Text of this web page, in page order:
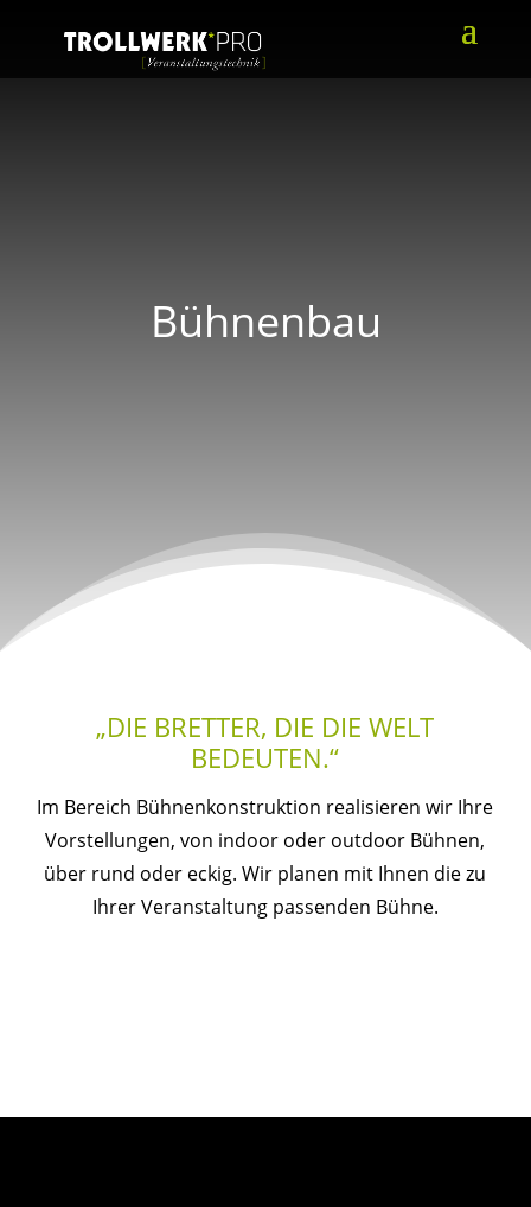
Bühnenbau
„DIE BRETTER, DIE DIE WELT
BEDEUTEN.“
Im Bereich Bühnenkonstruktion realisieren wir Ihre
Vorstellungen, von indoor oder outdoor Bühnen,
über rund oder eckig. Wir planen mit Ihnen die zu
Ihrer Veranstaltung passenden Bühne.